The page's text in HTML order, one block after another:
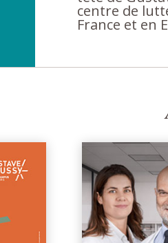
centre de
France et en